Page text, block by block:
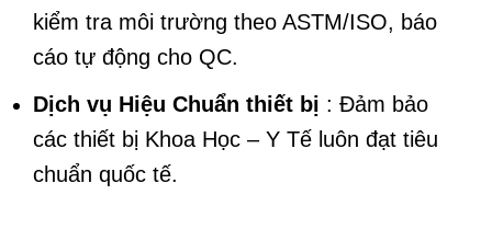
kiểm tra môi trường theo ASTM/ISO, báo
cáo tự động cho QC.
Dịch vụ Hiệu Chuẩn thiết bị : Đảm bảo
các thiết bị Khoa Học – Y Tế luôn đạt tiêu
chuẩn quốc tế.